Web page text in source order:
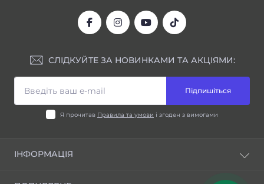
СЛІДКУЙТЕ ЗА НОВИНКАМИ ТА АКЦІЯМИ:
Підпишіться
Я прочитав Правила та умови і згоден з вимогами
ІНФОРМАЦІЯ